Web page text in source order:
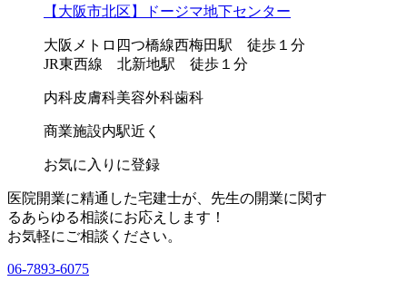
【大阪市北区】ドージマ地下センター
大阪メトロ四つ橋線西梅田駅 徒歩１分
JR東西線 北新地駅 徒歩１分
内科皮膚科美容外科歯科
商業施設内駅近く
お気に入りに登録
医院開業に精通した宅建士が、 先生の開業に関す
るあらゆる相談にお応えします！
お気軽にご相談ください。
06-7893-6075